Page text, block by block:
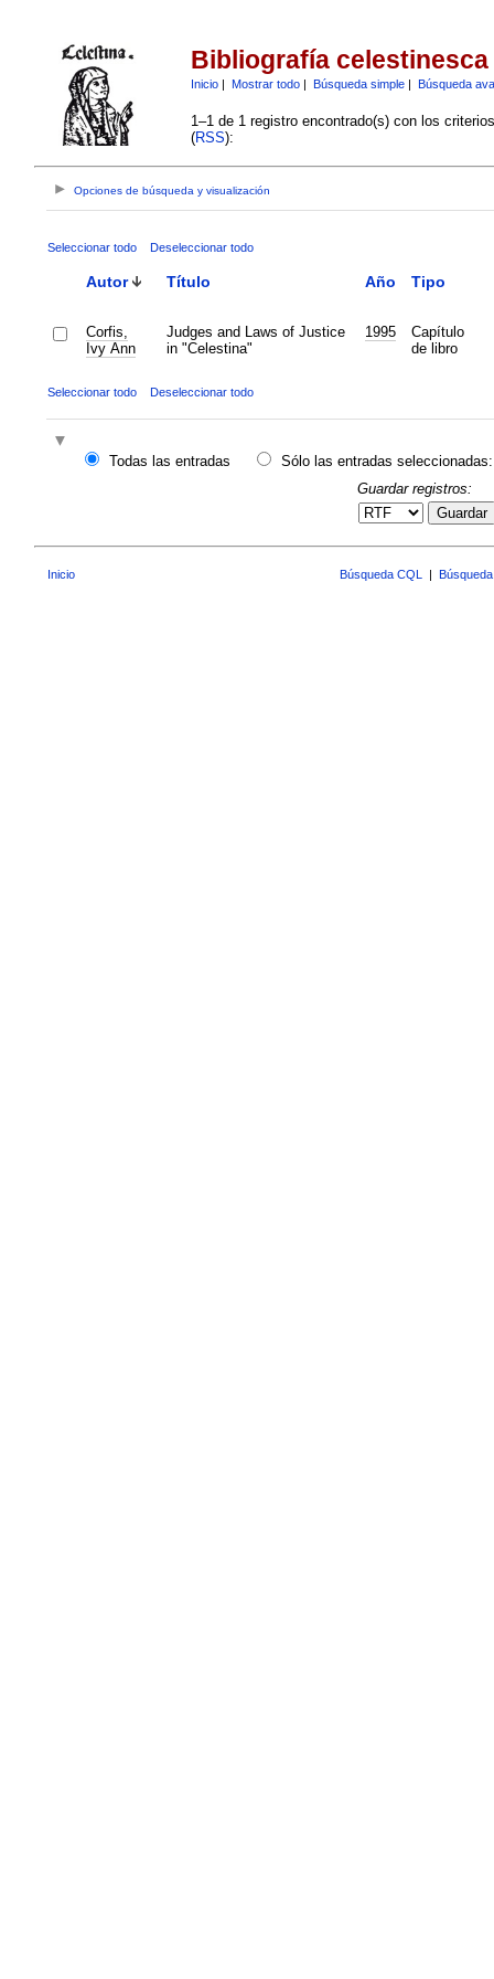
Bibliografía celestinesca
Inicio| Mostrar todo| Búsqueda simple| Búsqueda
1–1 de 1 registro encontrado(s) con los
(RSS):
Opciones de búsqueda y visualización
Seleccionar todo Deseleccionar todo
Autor Título Año Tipo
Corfis,
Ivy Ann
Judges and Laws of Justice
in "Celestina"
1995
Capítulo
de libro
Seleccionar todo Deseleccionar todo
Todas las entradas
Sólo las entradas seleccionadas:
Guardar registros:
Guardar
Inicio Búsqueda CQL